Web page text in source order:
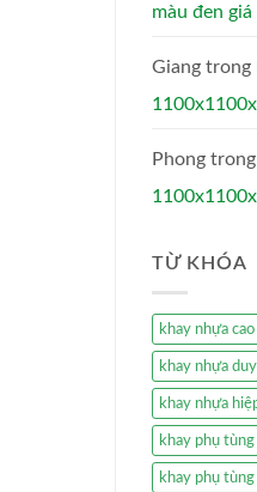
màu đen giá
Giang trong
Phong trong
TỪ KHÓA
khay nhựa
khay nhựa
khay nhựa
khay phụ
khay phụ